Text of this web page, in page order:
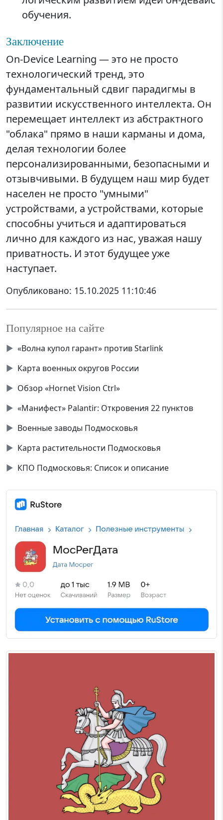
обучения.
Заключение
On-Device Learning — это не просто
технологический тренд, это
фундаментальный сдвиг парадигмы в
развитии искусственного интеллекта. Он
перемещает интеллект из абстрактного
"облака" прямо в наши карманы и дома,
делая технологии более
персонализированными, безопасными и
отзывчивыми. В будущем наш мир будет
населен не просто "умными"
устройствами, а устройствами, которые
способны учиться и адаптироваться
лично для каждого из нас, уважая нашу
приватность. И этот будущее уже
наступает.
Опубликовано: 15.10.2025 11:10:46
Популярное на сайте
▶ «Волна купол гарант» против Starlink
▶ Карта военных округов России
▶ Обзор «Hornet Vision Ctrl»
▶ «Манифест» Palantir: Откровения 22 пунктов
▶ Военные заводы Подмосковья
▶ Карта растительности Подмосковья
▶ КПО Подмосковья: Список и описание